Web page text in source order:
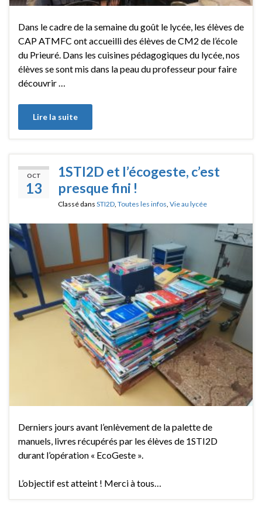
Dans le cadre de la semaine du goût le lycée, les élèves de
CAP ATMFC ont accueilli des élèves de CM2 de l’école
du Prieuré. Dans les cuisines pédagogiques du lycée, nos
élèves se sont mis dans la peau du professeur pour faire
découvrir …
Lire la suite
OCT
13
1STI2D et l’écogeste, c’est
presque fini !
Classé dans STI2D Toutes les infos Vie au lycée
Derniers jours avant l’enlèvement de la palette de
manuels, livres récupérés par les élèves de 1STI2D
durant l’opération « EcoGeste ».
L’objectif est atteint ! Merci à tous…